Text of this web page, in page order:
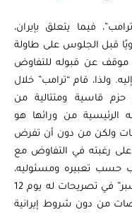
فيما يتعلق بإيران،
قبل الجلوس على طاولة
عن قبوله للتفاوض
ولذا، قام “ترامب” خلال
قاسية ومتتالية من
من ورائها هو
ولكن من دون أن تفرض
رغبته في التفاوض مع
حسب تعبيره ومسئوليه،
ومن بينهم وزير الدفاع الأسبق “مارك إسبر” في تصريحات له يوم 12
من دون شروط إيرانية